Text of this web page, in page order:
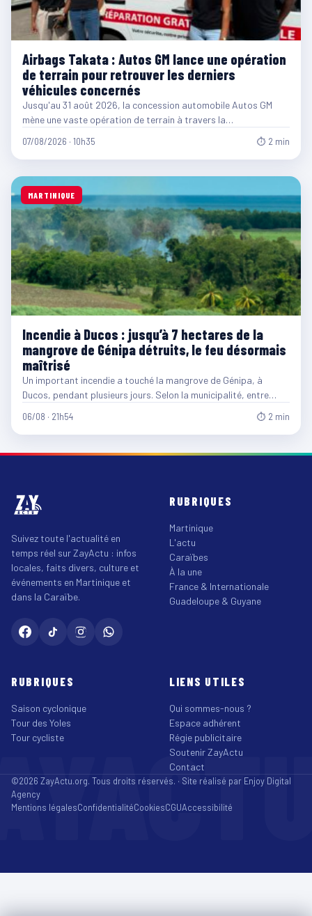
Airbags Takata : Autos GM lance une opération
de terrain pour retrouver les derniers
véhicules concernés
Jusqu'au 31 août 2026, la concession automobile Autos GM
mène une vaste opération de terrain à travers la…
07/08/2026 · 10h35 ⏱ 2 min
MARTINIQUE
Incendie à Ducos : jusqu’à 7 hectares de la
mangrove de Génipa détruits, le feu désormais
maîtrisé
Un important incendie a touché la mangrove de Génipa, à
Ducos, pendant plusieurs jours. Selon la municipalité, entre…
06/08 · 21h54 ⏱ 2 min
Suivez toute l'actualité en
temps réel sur ZayActu : infos
locales, faits divers, culture et
événements en Martinique et
dans la Caraïbe.
RUBRIQUES
Martinique
L'actu
Caraïbes
À la une
France & Internationale
Guadeloupe & Guyane
RUBRIQUES
Saison cyclonique
Tour des Yoles
Tour cycliste
LIENS UTILES
Qui sommes-nous ?
Espace adhérent
Régie publicitaire
Soutenir ZayActu
Contact
©2026 ZayActu.org. Tous droits réservés. · Site réalisé par Enjoy Digital
Agency
Mentions légalesConfidentialitéCookiesCGUAccessibilité